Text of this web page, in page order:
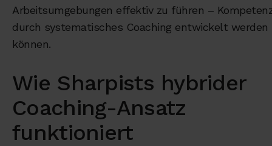
Arbeitsumgebungen effektiv zu führen –
durch systematisches Coaching entwickelt werden
können.
Wie Sharpists hybrider
Coaching-Ansatz
funktioniert